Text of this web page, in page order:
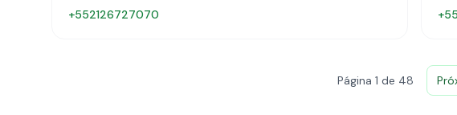
+552126727070
Página 1 de 48